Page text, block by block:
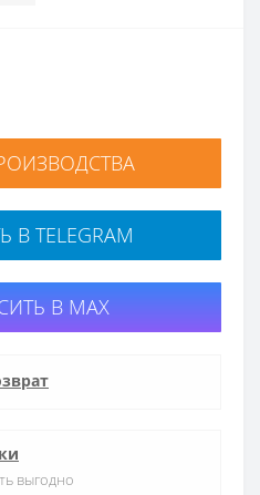
TELEGRAM
В MAX
выгодно